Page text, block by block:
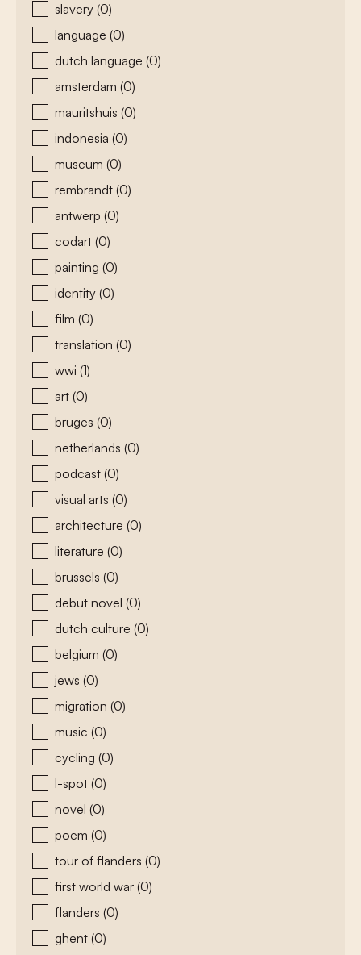
slavery (0)
language (0)
dutch language (0)
amsterdam (0)
mauritshuis (0)
indonesia (0)
museum (0)
rembrandt (0)
antwerp (0)
codart (0)
painting (0)
identity (0)
film (0)
translation (0)
wwi (1)
art (0)
bruges (0)
netherlands (0)
podcast (0)
visual arts (0)
architecture (0)
literature (0)
brussels (0)
debut novel (0)
dutch culture (0)
belgium (0)
jews (0)
migration (0)
music (0)
cycling (0)
l-spot (0)
novel (0)
poem (0)
tour of flanders (0)
first world war (0)
flanders (0)
ghent (0)